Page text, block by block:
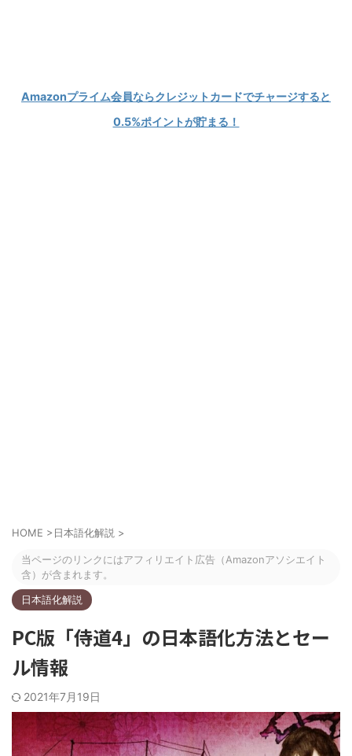
Amazonプライム会員ならクレジットカードでチャージすると
0.5%ポイントが貯まる！
HOME >日本語化解説 >
当ページのリンクにはアフィリエイト広告（Amazonアソシエイト
含）が含まれます。
日本語化解説
PC版「侍道4」の日本語化方法とセー
ル情報
2021年7月19日